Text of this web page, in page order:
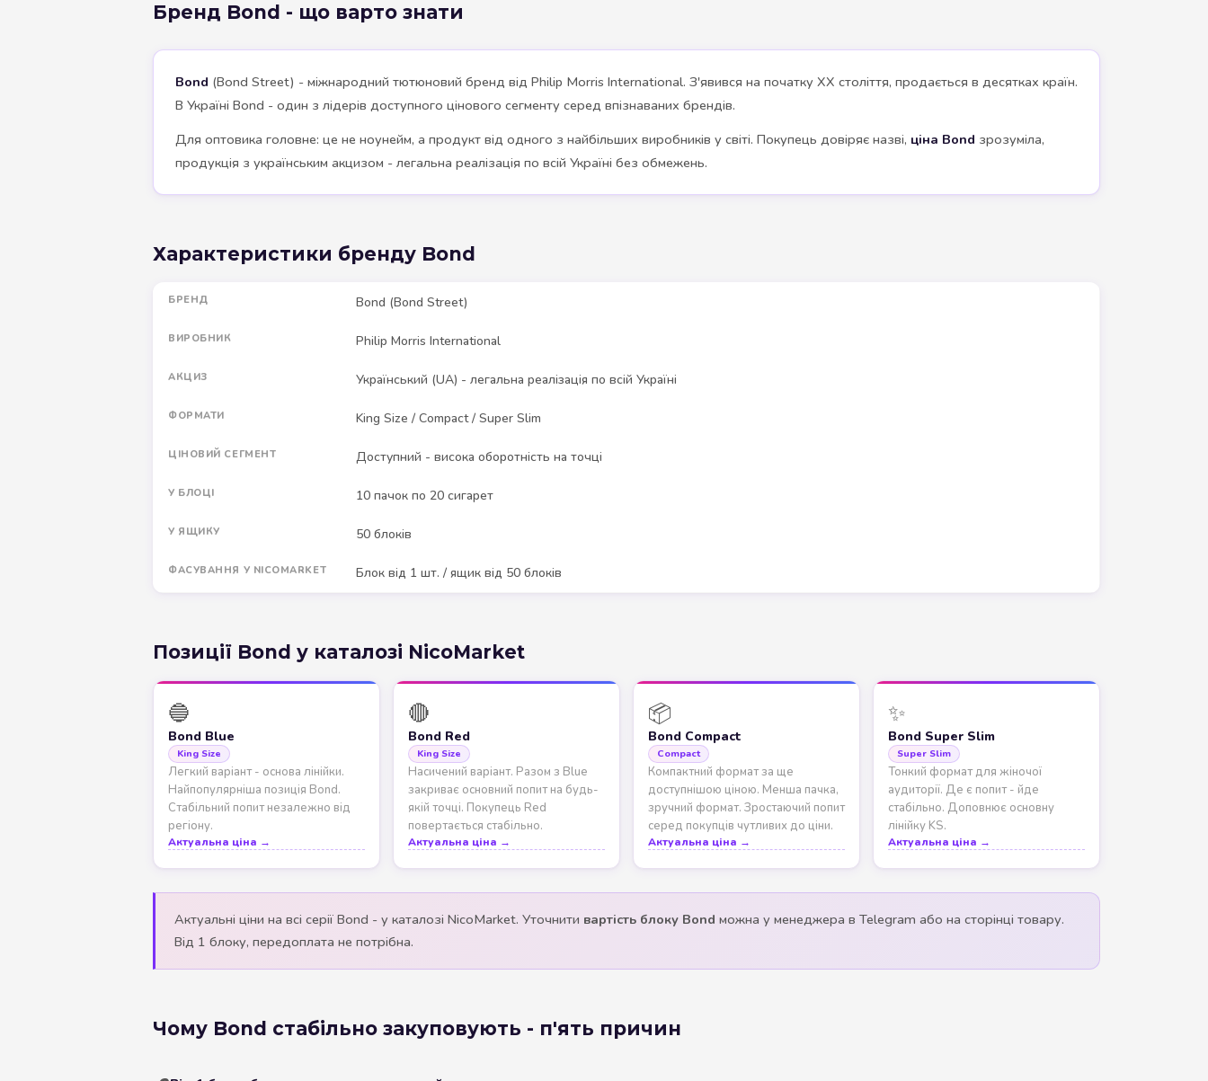
Бренд Bond - що варто знати
Bond (Bond Street) - міжнародний тютюновий бренд від Philip Morris International. З'явився на початку XX століття, продається в десятках країн.
В Україні Bond - один з лідерів доступного цінового сегменту серед впізнаваних брендів.
Для оптовика головне: це не ноунейм, а продукт від одного з найбільших виробників у світі. Покупець довіряє назві, ціна Bond зрозуміла,
продукція з українським акцизом - легальна реалізація по всій Україні без обмежень.
Характеристики бренду Bond
БРЕНД Bond (Bond Street)
ВИРОБНИК Philip Morris International
АКЦИЗ Український (UA) - легальна реалізація по всій Україні
ФОРМАТИ King Size / Compact / Super Slim
ЦІНОВИЙ СЕГМЕНТ Доступний - висока оборотність на точці
У БЛОЦІ 10 пачок по 20 сигарет
У ЯЩИКУ 50 блоків
ФАСУВАННЯ У NICOMARKET Блок від 1 шт. / ящик від 50 блоків
Позиції Bond у каталозі NicoMarket
🔵
Bond Blue
King Size
Легкий варіант - основа лінійки.
Найпопулярніша позиція Bond.
Стабільний попит незалежно від
регіону.
Актуальна ціна →
🔴
Bond Red
King Size
Насичений варіант. Разом з Blue
закриває основний попит на будь-
якій точці. Покупець Red
повертається стабільно.
Актуальна ціна →
📦
Bond Compact
Compact
Компактний формат за ще
доступнішою ціною. Менша пачка,
зручний формат. Зростаючий попит
серед покупців чутливих до ціни.
Актуальна ціна →
✨
Bond Super Slim
Super Slim
Тонкий формат для жіночої
аудиторії. Де є попит - йде
стабільно. Доповнює основну
лінійку KS.
Актуальна ціна →
Актуальні ціни на всі серії Bond - у каталозі NicoMarket. Уточнити вартість блоку Bond можна у менеджера в Telegram або на сторінці товару.
Від 1 блоку, передоплата не потрібна.
Чому Bond стабільно закуповують - п'ять причин